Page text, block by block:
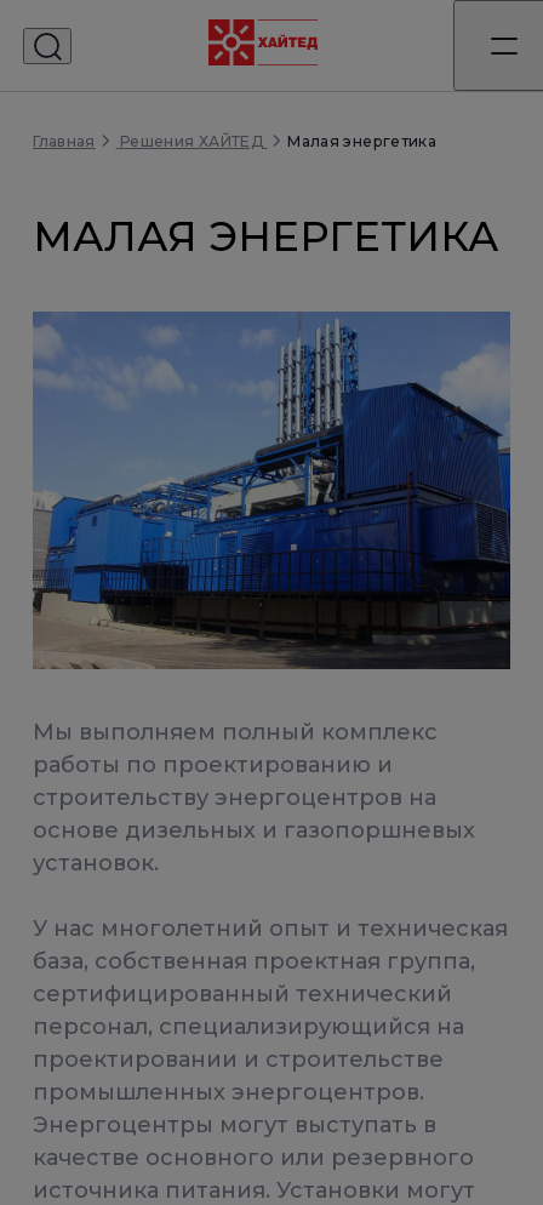
Главная Решения ХАЙТЕД Малая энергетика
МАЛАЯ ЭНЕРГЕТИКА
Мы выполняем полный комплекс
работы по проектированию и
строительству энергоцентров на
основе дизельных и газопоршневых
установок.
У нас многолетний опыт и техническая
база, собственная проектная группа,
сертифицированный технический
персонал, специализирующийся на
проектировании и строительстве
промышленных энергоцентров.
Энергоцентры могут выступать в
качестве основного или резервного
источника питания. Установки могут